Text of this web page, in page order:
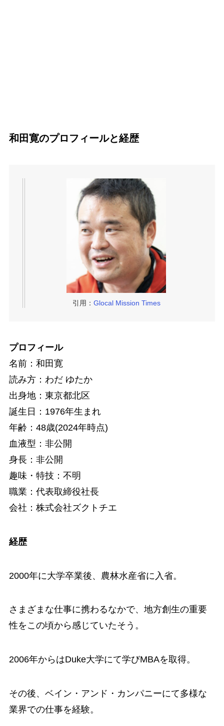
和田寛のプロフィールと経歴
引用： Glocal Mission Times
プロフィール
名前：和田寛
読み方：わだ ゆたか
出身地：東京都北区
誕生日：1976年生まれ
年齢：48歳(2024年時点)
血液型：非公開
身長：非公開
趣味・特技：不明
職業：代表取締役社長
会社：株式会社ズクトチエ
経歴
2000年に大学卒業後、農林水産省に入省。
さまざまな仕事に携わるなかで、地方創生の重要
性をこの頃から感じていたそう。
2006年からはDuke大学にて学びMBAを取得。
その後、ベイン・アンド・カンパニーにて多様な
業界での仕事を経験。